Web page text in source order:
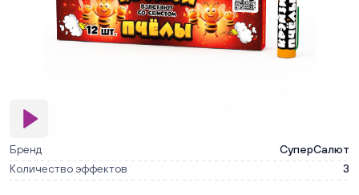
Бренд
СуперСалют
Количество эффектов
3